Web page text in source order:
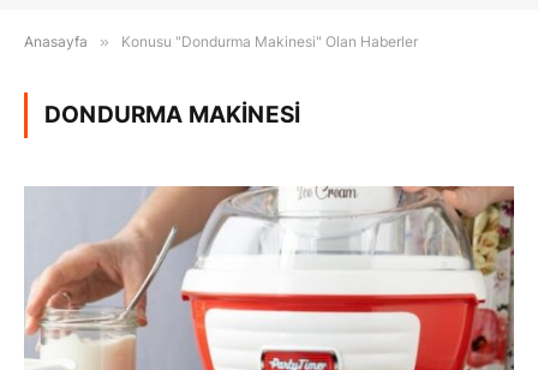
Anasayfa » Konusu "Dondurma Makinesi" Olan Haberler
DONDURMA MAKINESI